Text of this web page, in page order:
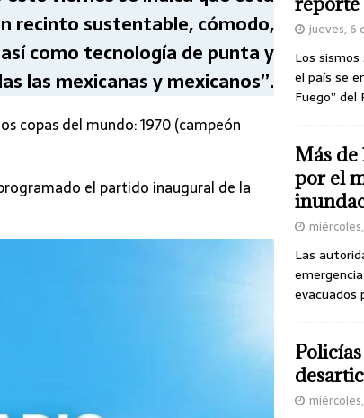
recinto sustentable, cómodo,
como tecnología de punta y
las mexicanas y mexicanos”.
copas del mundo: 1970 (campeón
el partido inaugural de la
jueves, 6
Los
el país se
Fuego” del
Más
por el
Las
evacuados